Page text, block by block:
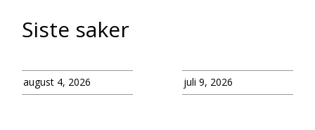
Siste saker
august 4, 2026 juli 9, 2026